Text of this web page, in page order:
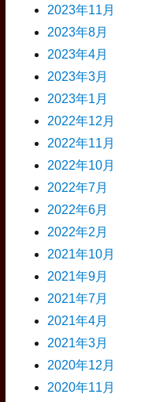
2023年11月
2023年8月
2023年4月
2023年3月
2023年1月
2022年12月
2022年11月
2022年10月
2022年7月
2022年6月
2022年2月
2021年10月
2021年9月
2021年7月
2021年4月
2021年3月
2020年12月
2020年11月